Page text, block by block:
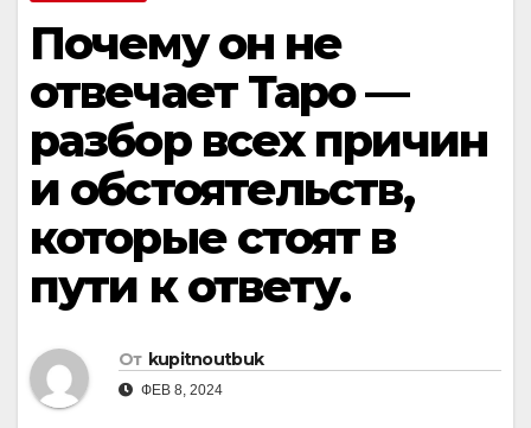
Почему он не
отвечает Таро —
разбор всех причин
и обстоятельств,
которые стоят в
пути к ответу.
От kupitnoutbuk
ФЕВ 8, 2024